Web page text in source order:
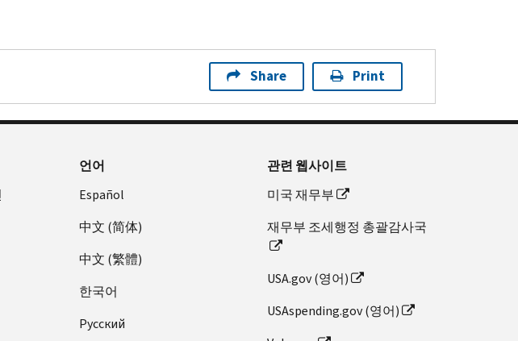
Share Print
언어
Español
中文 (简体)
中文 (繁體)
한국어
Pусский
관련 웹사이트
미국 재무부
재무부 조세행정 총괄감사국
USA.gov (영어)
USAspending.gov (영어)